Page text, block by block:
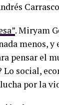
. Miryam
menos, y
pensar el
Lo social,
por la